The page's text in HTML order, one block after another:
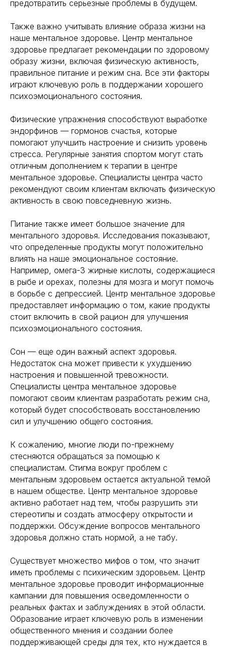
предотвратить серьезные проблемы в будущем.
Также важно учитывать влияние образа жизни на
наше ментальное здоровье. Центр ментальное
здоровье предлагает рекомендации по здоровому
образу жизни, включая физическую активность,
правильное питание и режим сна. Все эти факторы
играют ключевую роль в поддержании хорошего
психоэмоционального состояния.
Физические упражнения способствуют выработке
эндорфинов — гормонов счастья, которые
помогают улучшить настроение и снизить уровень
стресса. Регулярные занятия спортом могут стать
отличным дополнением к терапии в центре
ментальное здоровье. Специалисты центра часто
рекомендуют своим клиентам включать физическую
активность в свою повседневную жизнь.
Питание также имеет большое значение для
ментального здоровья. Исследования показывают,
что определенные продукты могут положительно
влиять на наше эмоциональное состояние.
Например, омега-3 жирные кислоты, содержащиеся
в рыбе и орехах, полезны для мозга и могут помочь
в борьбе с депрессией. Центр ментальное здоровье
предоставляет информацию о том, какие продукты
стоит включить в свой рацион для улучшения
психоэмоционального состояния.
Сон — еще один важный аспект здоровья.
Недостаток сна может привести к ухудшению
настроения и повышенной тревожности.
Специалисты центра ментальное здоровье
помогают своим клиентам разработать режим сна,
который будет способствовать восстановлению
сил и улучшению общего состояния.
К сожалению, многие люди по-прежнему
стесняются обращаться за помощью к
специалистам. Стигма вокруг проблем с
ментальным здоровьем остается актуальной темой
в нашем обществе. Центр ментальное здоровье
активно работает над тем, чтобы разрушить эти
стереотипы и создать атмосферу открытости и
поддержки. Обсуждение вопросов ментального
здоровья должно стать нормой, а не табу.
Существует множество мифов о том, что значит
иметь проблемы с психическим здоровьем. Центр
ментальное здоровье проводит информационные
кампании для повышения осведомленности о
реальных фактах и заблуждениях в этой области.
Образование играет ключевую роль в изменении
общественного мнения и создании более
поддерживающей среды для тех, кто нуждается в
Longevity
Гормоны
Генная инженерия
Биохакинг
Трансгуманизм
Ментальное здоровье
Внутренняя инженерия
Экологичность
Управление сном
Криоскопия
Социальные сети
Уникальность
Исследования
9772524455@mail.ru
+7(977)252-44-55
109012, Россия, Москва
ул. Охотный ряд, д. 2
Пн-Пт 9:00- 19:00